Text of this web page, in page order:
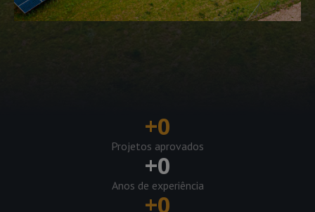
+0
Projetos aprovados
+0
Anos de experiência
+0